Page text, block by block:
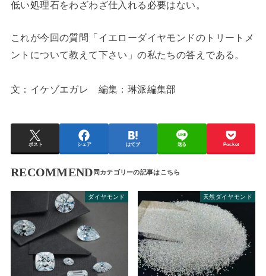
低い処理石をわざわざ仕入れる必要はない。
これが今回の質問「イエローダイヤモンドのトリートメ
ントについて教えて下さい」の私たちの答えである。
文：イケゾエガレ 編集：琳派編集部
ポスト シェア はてブ 送る Pocket
RECOMMEND
ダイヤモンド 天然ダイヤモンド